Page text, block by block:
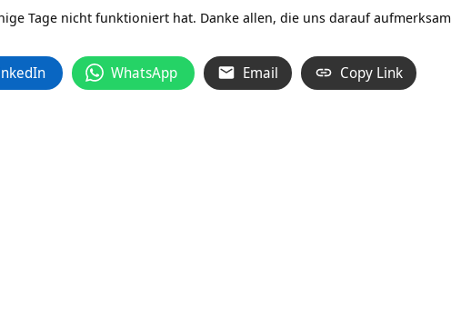
Tage nicht funktioniert hat. Danke allen, die uns darauf aufmerksam
WhatsApp Email Copy Link